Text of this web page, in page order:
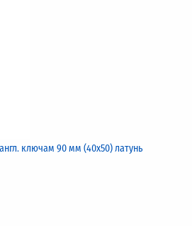
ключам 90 мм (40х50) латунь